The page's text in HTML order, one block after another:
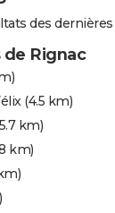
des dernières
Rignac
(4.5 km)
km)
km)